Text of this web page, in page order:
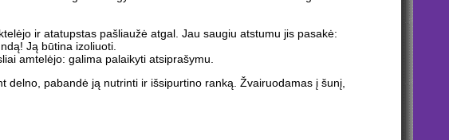
ir atatupstas pašliaužė atgal. Jau saugiu atstumu jis pasakė:
Ją būtina izoliuoti.
amtelėjo: galima palaikyti atsiprašymu.
pabandė ją nutrinti ir išsipurtino ranką. Žvairuodamas į šunį,